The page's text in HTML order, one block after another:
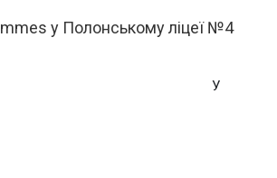
у Полонському ліцеї №4
У